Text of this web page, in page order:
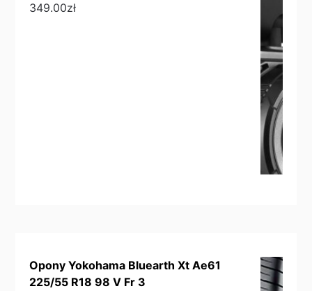
349.00zł
Opony Yokohama Bluearth Xt Ae61
225/55 R18 98 V Fr 3